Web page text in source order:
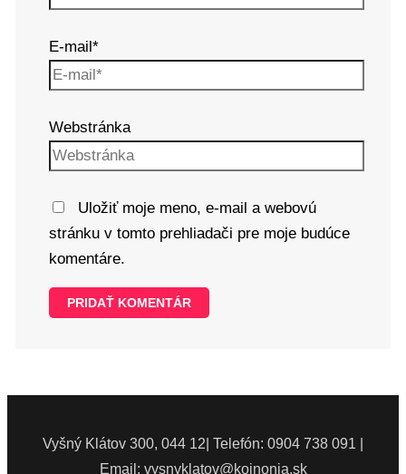
E-mail*
Webstránka
Uložiť moje meno, e-mail a webovú
stránku v tomto prehliadači pre moje budúce
komentáre.
Vyšný Klátov 300, 044 12| Telefón: 0904 738 091 |
Email: vysnyklatov@koinonia.sk